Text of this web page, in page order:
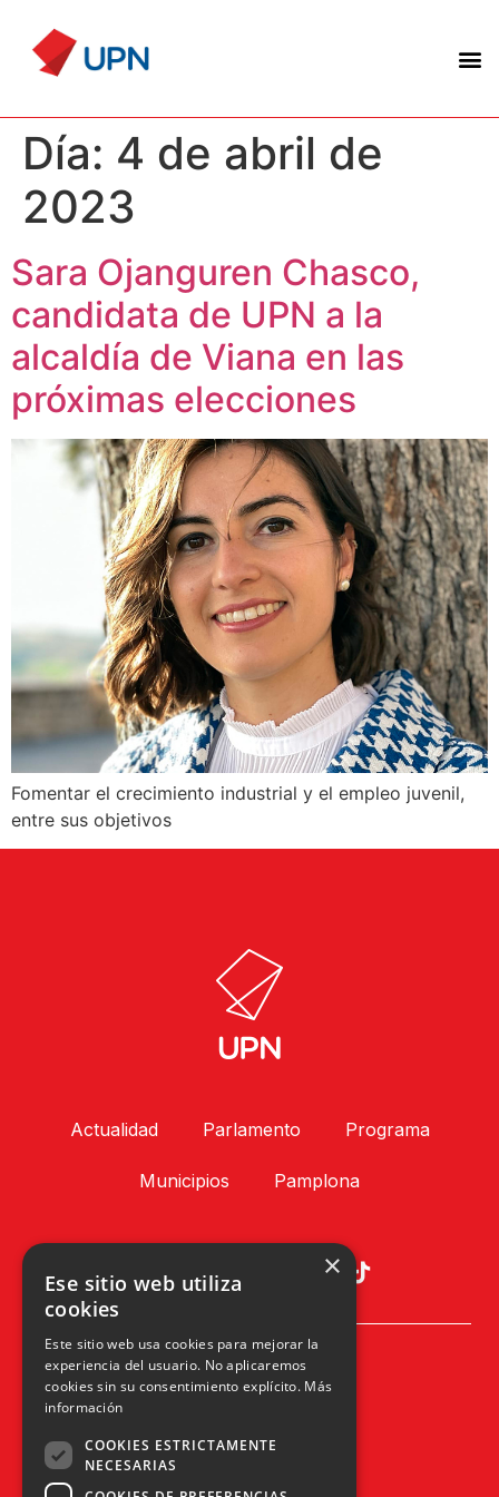
Día: 4 de abril de
2023
Sara Ojanguren Chasco,
candidata de UPN a la
alcaldía de Viana en las
próximas elecciones
Fomentar el crecimiento industrial y el empleo juvenil,
entre sus objetivos
Actualidad Parlamento Programa
Municipios Pamplona
Plaza Príncipe de Viana, 1, 4º
31002 Pamplona, Navarra
×
Ese sitio web utiliza
cookies
Este sitio web usa cookies para mejorar la
experiencia del usuario. No aplicaremos
cookies sin su consentimiento explícito. Más
información
COOKIES ESTRICTAMENTE
NECESARIAS